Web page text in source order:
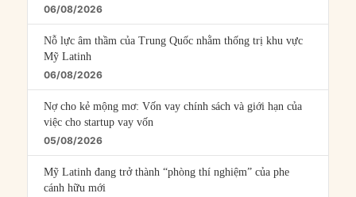
06/08/2026
Nỗ lực âm thầm của Trung Quốc nhằm thống trị khu vực
Mỹ Latinh
06/08/2026
Nợ cho kẻ mộng mơ: Vốn vay chính sách và giới hạn của
việc cho startup vay vốn
05/08/2026
Mỹ Latinh đang trở thành “phòng thí nghiệm” của phe
cánh hữu mới